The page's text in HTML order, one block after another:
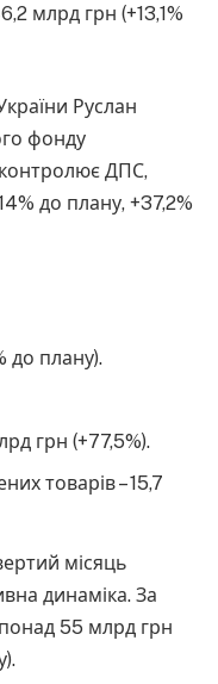
млрд грн (+13,1%
Руслан
фонду
ДПС,
до плану, +37,2%
до плану).
грн (+77,5%).
товарів – 15,7
місяць
динаміка. За
55 млрд грн